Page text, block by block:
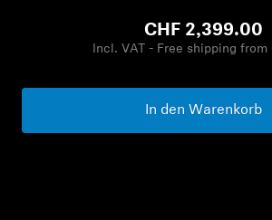
Bluetooth-Dongles
Kopfhörer-Ersatzteile & Zubehör
CHF 2,399.00
Incl. VAT - Free shipping from
In den Warenkorb